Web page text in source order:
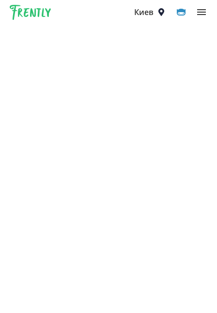
Frently Киев
Выберите город